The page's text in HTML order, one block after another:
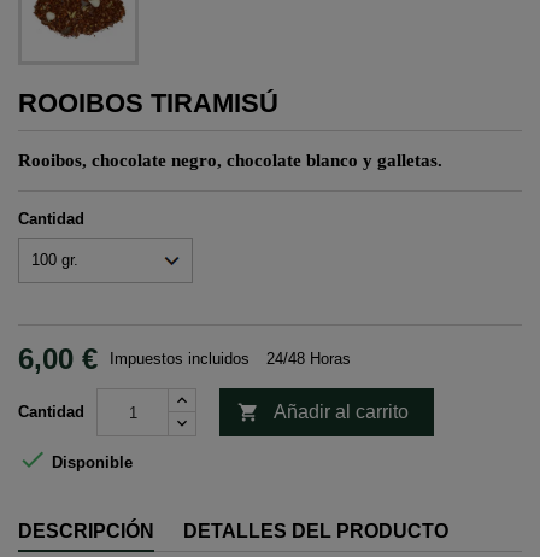
ROOIBOS TIRAMISÚ
Rooibos, chocolate negro, chocolate blanco y galletas.
Cantidad
6,00 € Impuestos incluidos 24/48 Horas
Cantidad  Añadir al carrito
 Disponible
DESCRIPCIÓN DETALLES DEL PRODUCTO